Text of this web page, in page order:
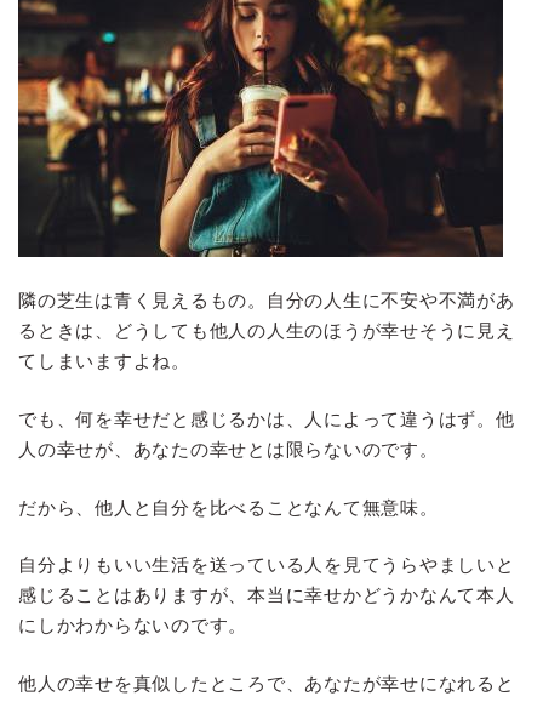
隣の芝生は青く見えるもの。自分の人生に不安や不満があ
るときは、どうしても他人の人生のほうが幸せそうに見え
てしまいますよね。
でも、何を幸せだと感じるかは、人によって違うはず。他
人の幸せが、あなたの幸せとは限らないのです。
だから、他人と自分を比べることなんて無意味。
自分よりもいい生活を送っている人を見てうらやましいと
感じることはありますが、本当に幸せかどうかなんて本人
にしかわからないのです。
他人の幸せを真似したところで、あなたが幸せになれると